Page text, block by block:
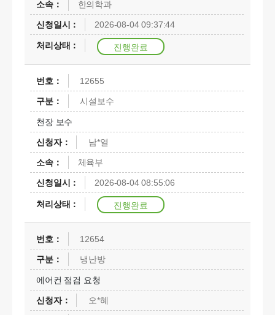
한의학과
2026-08-04 09:37:44
진행완료
12655
시설보수
천장 보수
남*열
체육부
2026-08-04 08:55:06
진행완료
12654
냉난방
에어컨 점검 요청
오*혜